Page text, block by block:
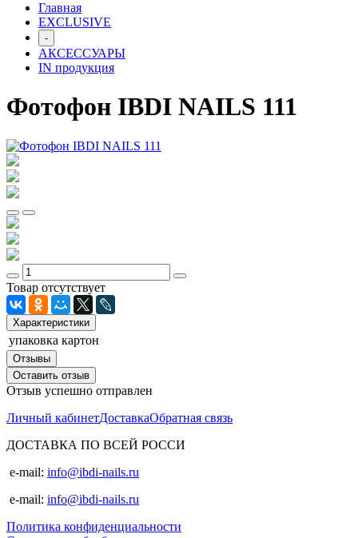
Главная
EXCLUSIVE
-
АКСЕССУАРЫ
IN продукция
Фотофон IBDI NAILS 111
Товар отсутствует
Характеристики
упаковка картон
Отзывы
Оставить отзыв
Отзыв успешно отправлен
Личный кабинетДоставкаОбратная связь
ДОСТАВКА ПО ВСЕЙ РОССИ
e-mail: info@ibdi-nails.ru
e-mail: info@ibdi-nails.ru
Политика конфиденциальности